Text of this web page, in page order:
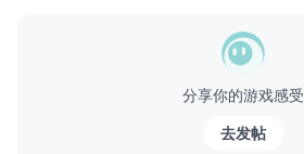
分享你的游戏感受
去发帖